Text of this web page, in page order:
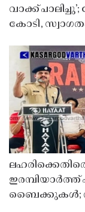
വാക്ക്
കോടി,
ബൈക്കുകൾ;